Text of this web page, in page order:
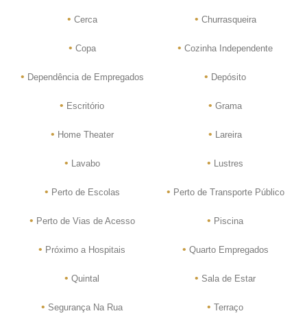
• Cerca • Churrasqueira
• Copa • Cozinha Independente
• Dependência de Empregados • Depósito
• Escritório • Grama
• Home Theater • Lareira
• Lavabo • Lustres
• Perto de Escolas • Perto de Transporte Público
• Perto de Vias de Acesso • Piscina
• Próximo a Hospitais • Quarto Empregados
• Quintal • Sala de Estar
• Segurança Na Rua • Terraço